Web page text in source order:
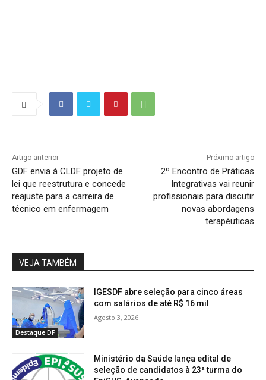
Artigo anterior
GDF envia à CLDF projeto de
lei que reestrutura e concede
reajuste para a carreira de
técnico em enfermagem
Próximo artigo
2º Encontro de Práticas
Integrativas vai reunir
profissionais para discutir
novas abordagens
terapêuticas
VEJA TAMBÉM
Destaque DF
IGESDF abre seleção para cinco áreas
com salários de até R$ 16 mil
Agosto 3, 2026
Ministério da Saúde lança edital de
seleção de candidatos à 23ª turma do